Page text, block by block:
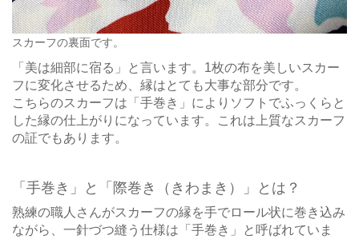
スカーフの裏面です。
「美は細部に宿る」と言います。1枚の布を美しいスカー
フに変化させるため、縁はとても大事な部分です。
こちらのスカーフは「手巻き」によりソフトでふっくらと
した縁の仕上がりになっています。これは上質なスカーフ
の証でもあります。
「手巻き」と「際巻き（きわまき）」とは？
熟練の職人さんがスカーフの縁を手でロール状に巻き込み
ながら、一針づつ縫う仕様は「手巻き」と呼ばれていま